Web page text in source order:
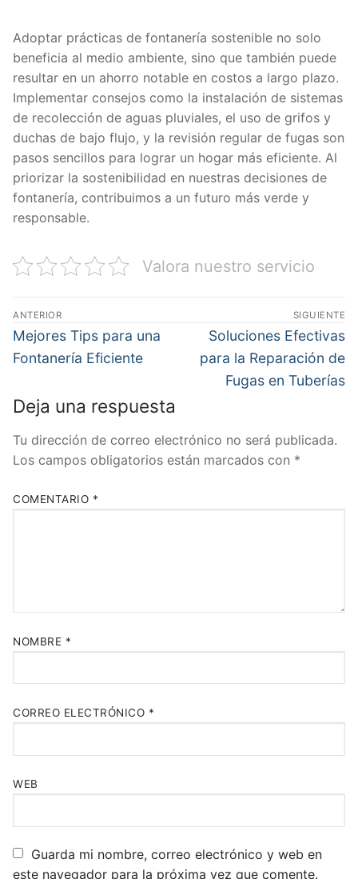
Adoptar prácticas de fontanería sostenible no solo
beneficia al medio ambiente, sino que también puede
resultar en un ahorro notable en costos a largo plazo.
Implementar consejos como la instalación de sistemas
de recolección de aguas pluviales, el uso de grifos y
duchas de bajo flujo, y la revisión regular de fugas son
pasos sencillos para lograr un hogar más eficiente. Al
priorizar la sostenibilidad en nuestras decisiones de
fontanería, contribuimos a un futuro más verde y
responsable.
Valora nuestro servicio
Navegación
de
entradas
ANTERIOR
Entrada
anterior:
Mejores Tips para una
Fontanería Eficiente
SIGUIENTE
Entrada
siguiente:
Soluciones Efectivas
para la Reparación de
Fugas en Tuberías
Deja una respuesta
Tu dirección de correo electrónico no será publicada.
Los campos obligatorios están marcados con *
COMENTARIO *
NOMBRE *
CORREO ELECTRÓNICO *
WEB
Guarda mi nombre, correo electrónico y web en
este navegador para la próxima vez que comente.